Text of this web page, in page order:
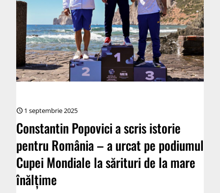
1 septembrie 2025
Constantin Popovici a scris istorie
pentru România – a urcat pe podiumul
Cupei Mondiale la sărituri de la mare
înălțime